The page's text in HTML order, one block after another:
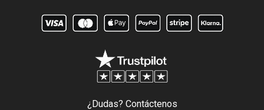
¿Dudas? Contáctenos